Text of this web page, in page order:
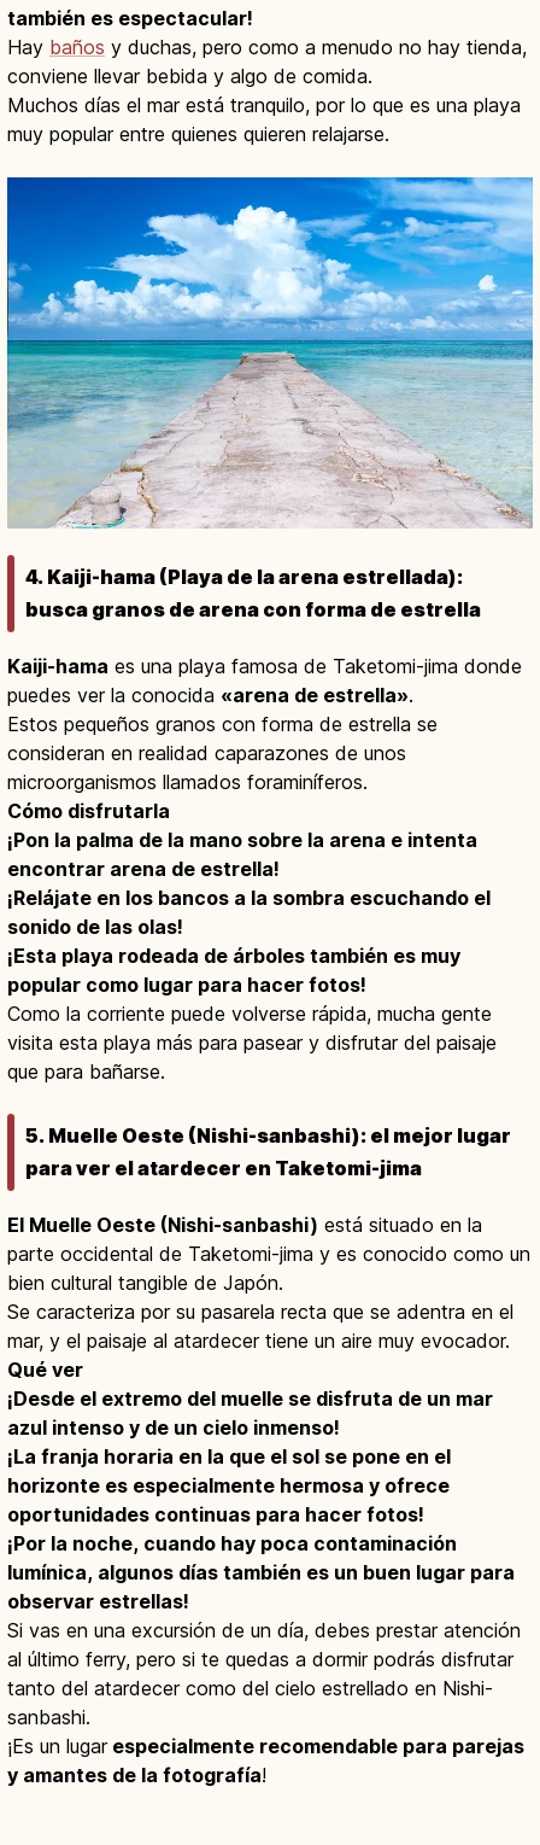
también es espectacular!
Hay baños y duchas, pero como a menudo no hay tienda,
conviene llevar bebida y algo de comida.
Muchos días el mar está tranquilo, por lo que es una playa
muy popular entre quienes quieren relajarse.
4. Kaiji-hama (Playa de la arena estrellada):
busca granos de arena con forma de estrella
Kaiji-hama es una playa famosa de Taketomi-jima donde
puedes ver la conocida «arena de estrella».
Estos pequeños granos con forma de estrella se
consideran en realidad caparazones de unos
microorganismos llamados foraminíferos.
Cómo disfrutarla
¡Pon la palma de la mano sobre la arena e intenta
encontrar arena de estrella!
¡Relájate en los bancos a la sombra escuchando el
sonido de las olas!
¡Esta playa rodeada de árboles también es muy
popular como lugar para hacer fotos!
Como la corriente puede volverse rápida, mucha gente
visita esta playa más para pasear y disfrutar del paisaje
que para bañarse.
5. Muelle Oeste (Nishi-sanbashi): el mejor lugar
para ver el atardecer en Taketomi-jima
El Muelle Oeste (Nishi-sanbashi) está situado en la
parte occidental de Taketomi-jima y es conocido como un
bien cultural tangible de Japón.
Se caracteriza por su pasarela recta que se adentra en el
mar, y el paisaje al atardecer tiene un aire muy evocador.
Qué ver
¡Desde el extremo del muelle se disfruta de un mar
azul intenso y de un cielo inmenso!
¡La franja horaria en la que el sol se pone en el
horizonte es especialmente hermosa y ofrece
oportunidades continuas para hacer fotos!
¡Por la noche, cuando hay poca contaminación
lumínica, algunos días también es un buen lugar para
observar estrellas!
Si vas en una excursión de un día, debes prestar atención
al último ferry, pero si te quedas a dormir podrás disfrutar
tanto del atardecer como del cielo estrellado en Nishi-
sanbashi.
¡Es un lugarespecialmente recomendable para parejas
y amantes de la fotografía!